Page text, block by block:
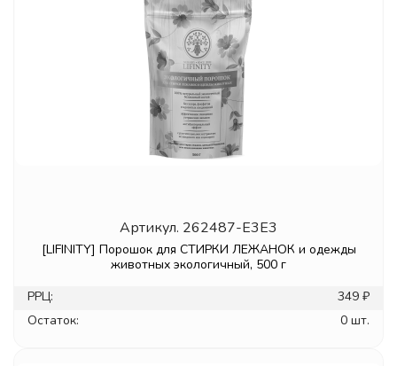
Артикул. 262487-E3E3
[LIFINITY] Порошок для СТИРКИ ЛЕЖАНОК и одежды
животных экологичный, 500 г
РРЦ:
349 ₽
Остаток:
0 шт.